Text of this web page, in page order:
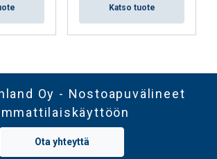
Katso tuote
Oy - Nostoapuvälineet
Ota yhteyttä